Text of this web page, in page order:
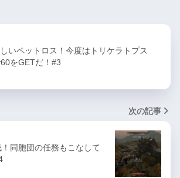
いペットロス！今度はトリケラトプス
をGETだ！#3
次の記事
！同胞団の任務もこなして